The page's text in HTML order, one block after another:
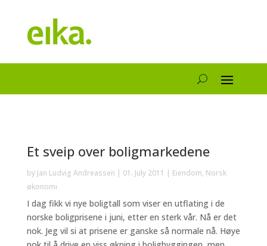
Et sveip over boligmarkedene
by Jan Ludvig Andreassen | 01. July 2011 | Eiendom, Norsk
økonomi
I dag fikk vi nye boligtall som viser en utflating i de
norske boligprisene i juni, etter en sterk vår. Nå er det
nok. Jeg vil si at prisene er ganske så normale nå. Høye